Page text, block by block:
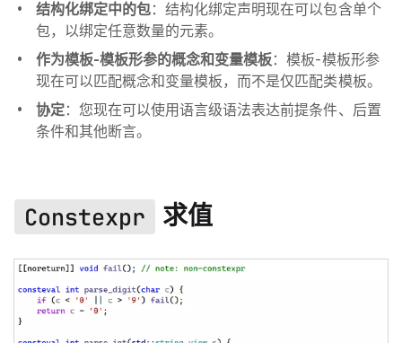
结构化绑定中的包：结构化绑定声明现在可以包含单个
包，以绑定任意数量的元素。
作为模板-模板形参的概念和变量模板 ：模板-模板形参
现在可以匹配概念和变量模板，而不是仅匹配类模板。
协定：您现在可以使用语言级语法表达前提条件、后置
条件和其他断言。
Constexpr 求值